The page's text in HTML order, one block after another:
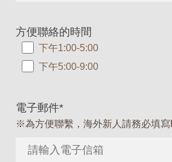
方便聯絡的時間
下午1:00-5:00
下午5:00-9:00
電子郵件*
※為方便聯繫，海外新人請務必填寫